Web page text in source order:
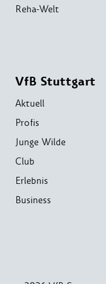
Reha-Welt
VfB Stuttgart
Aktuell
Profis
Junge Wilde
Club
Erlebnis
Business